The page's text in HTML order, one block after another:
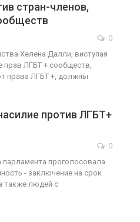
стран-членов,
0
Хелена Далли, виступая
прав ЛГБТ + сообществ,
права ЛГБТ +, должны
против ЛГБТ+
0
парламента проголосовала
- заключение на срок
также людей с